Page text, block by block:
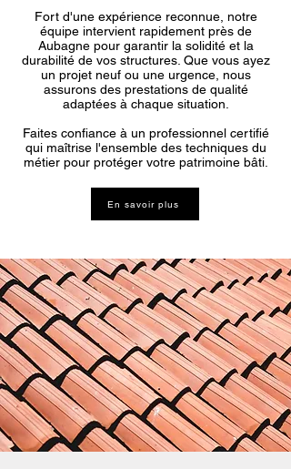
Fort d'une expérience reconnue, notre
équipe intervient rapidement près de
Aubagne pour garantir la solidité et la
durabilité de vos structures. Que vous ayez
un projet neuf ou une urgence, nous
assurons des prestations de qualité
adaptées à chaque situation.
Faites confiance à un professionnel certifié
qui maîtrise l'ensemble des techniques du
métier pour protéger votre patrimoine bâti.
En savoir plus